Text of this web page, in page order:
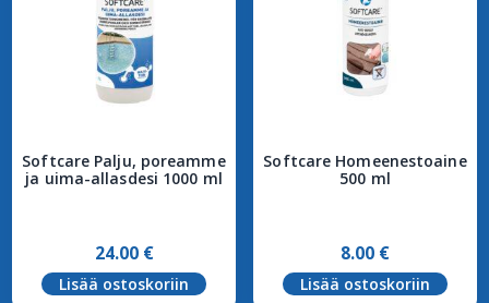
Softcare Palju, poreamme
ja uima-allasdesi 1000 ml
24.00 €
Lisää ostoskoriin
Softcare Homeenestoaine
500 ml
8.00 €
Lisää ostoskoriin